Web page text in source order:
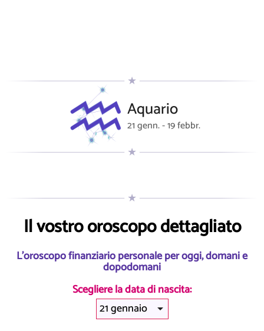
Aquario
21 genn. - 19 febbr.
Il vostro oroscopo dettagliato
L'oroscopo finanziario personale per oggi, domani e
dopodomani
Scegliere la data di nascita: